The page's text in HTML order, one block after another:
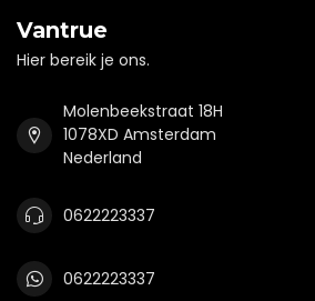
Vantrue
Hier bereik je ons.
Molenbeekstraat 18H
1078XD Amsterdam
Nederland
0622223337
0622223337